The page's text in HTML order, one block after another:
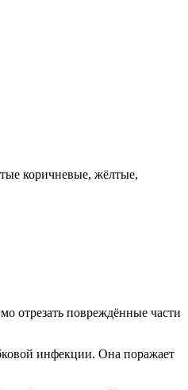
коричневые, жёлтые,
отрезать повреждённые части
инфекции. Она поражает